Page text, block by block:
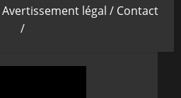
Avertissement légal / Contact
/